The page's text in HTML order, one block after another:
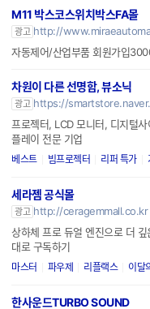
라이카카메라 렌즈 액세서리
M11 박스코스위치박스FA몰
광고 http://
자동제어/산업부품 회원가입
차원이 다른 선명함, 뷰소닉
광고 https://
프로젝터, LCD 모니터, 디지털사
플레이 전문 기업
베스트 빔프로젝터
세라젬 공식몰
광고 http://ceragemmall.co.kr
상하체 프로 듀얼 엔진으로 더
대로 구독하기
마스터 파우제 리플랙스